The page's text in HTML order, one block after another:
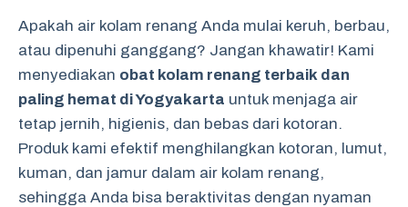
Apakah air kolam renang Anda mulai keruh, berbau,
atau dipenuhi ganggang? Jangan khawatir! Kami
menyediakan obat kolam renang terbaik dan
paling hemat di Yogyakarta untuk menjaga air
tetap jernih, higienis, dan bebas dari kotoran.
Produk kami efektif menghilangkan kotoran, lumut,
kuman, dan jamur dalam air kolam renang,
sehingga Anda bisa beraktivitas dengan nyaman